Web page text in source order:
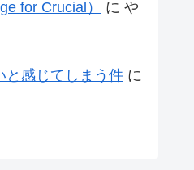
for Crucial）
に や
と感じてしまう件 に